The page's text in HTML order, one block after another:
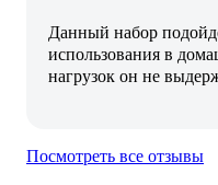
Данный набор
использования в
нагрузок он не
Посмотреть все отзывы